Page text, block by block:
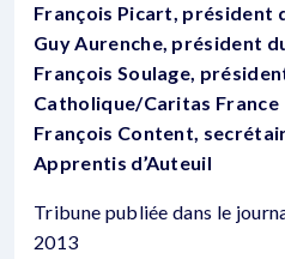
François Picart, président
Guy Aurenche, président
François Soulage,
Catholique/Caritas France
François Content,
Apprentis d’Auteuil
Tribune publiée dans le
2013